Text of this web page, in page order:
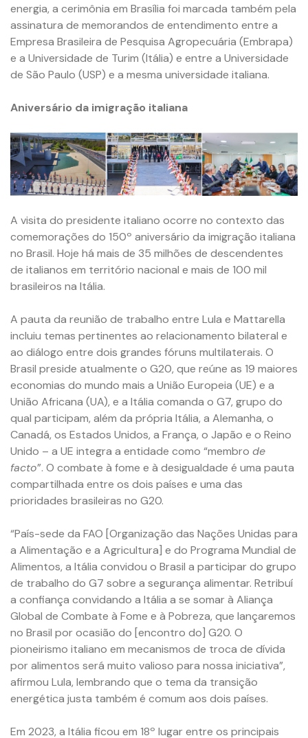
energia, a cerimônia em Brasília foi marcada também pela
assinatura de memorandos de entendimento entre a
Empresa Brasileira de Pesquisa Agropecuária (Embrapa)
e a Universidade de Turim (Itália) e entre a Universidade
de São Paulo (USP) e a mesma universidade italiana.
Aniversário da imigração italiana
A visita do presidente italiano ocorre no contexto das
comemorações do 150º aniversário da imigração italiana
no Brasil. Hoje há mais de 35 milhões de descendentes
de italianos em território nacional e mais de 100 mil
brasileiros na Itália.
A pauta da reunião de trabalho entre Lula e Mattarella
incluiu temas pertinentes ao relacionamento bilateral e
ao diálogo entre dois grandes fóruns multilaterais. O
Brasil preside atualmente o G20, que reúne as 19 maiores
economias do mundo mais a União Europeia (UE) e a
União Africana (UA), e a Itália comanda o G7, grupo do
qual participam, além da própria Itália, a Alemanha, o
Canadá, os Estados Unidos, a França, o Japão e o Reino
Unido – a UE integra a entidade como “membro de
facto”. O combate à fome e à desigualdade é uma pauta
compartilhada entre os dois países e uma das
prioridades brasileiras no G20.
“País-sede da FAO [Organização das Nações Unidas para
a Alimentação e a Agricultura] e do Programa Mundial de
Alimentos, a Itália convidou o Brasil a participar do grupo
de trabalho do G7 sobre a segurança alimentar. Retribuí
a confiança convidando a Itália a se somar à Aliança
Global de Combate à Fome e à Pobreza, que lançaremos
no Brasil por ocasião do [encontro do] G20. O
pioneirismo italiano em mecanismos de troca de dívida
por alimentos será muito valioso para nossa iniciativa”,
afirmou Lula, lembrando que o tema da transição
energética justa também é comum aos dois países.
Em 2023, a Itália ficou em 18º lugar entre os principais